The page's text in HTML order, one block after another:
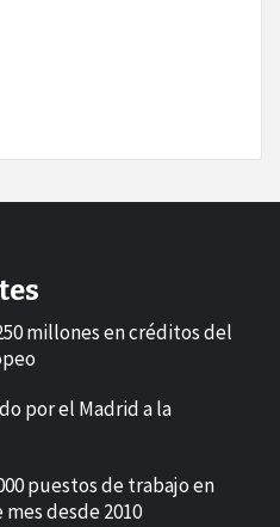
millones en créditos del
por el Madrid a la
puestos de trabajo en
desde 2010